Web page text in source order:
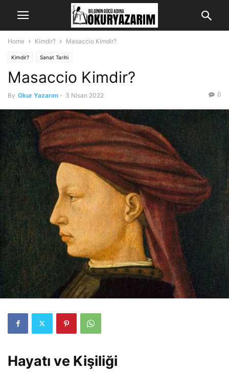
Home Kimdir? Masaccio Kimdir?
Kimdir? Sanat Tarihi
Masaccio Kimdir?
By Okur Yazarım - 3 Nisan 2022 0
Hayatı ve Kişiliği